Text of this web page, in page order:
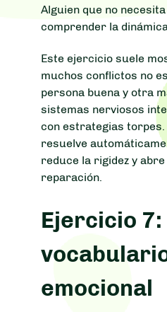
Alguien que no
comprender la
Este ejercicio suele
muchos conflictos no
persona buena y otra
sistemas nerviosos
con estrategias
resuelve
reduce la rigidez y
reparación.
Ejercicio
emocional